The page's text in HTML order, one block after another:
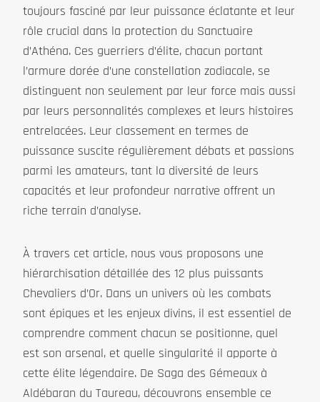
toujours fasciné par leur puissance éclatante et leur
rôle crucial dans la protection du Sanctuaire
d’Athéna. Ces guerriers d’élite, chacun portant
l’armure dorée d’une constellation zodiacale, se
distinguent non seulement par leur force mais aussi
par leurs personnalités complexes et leurs histoires
entrelacées. Leur classement en termes de
puissance suscite régulièrement débats et passions
parmi les amateurs, tant la diversité de leurs
capacités et leur profondeur narrative offrent un
riche terrain d’analyse.
À travers cet article, nous vous proposons une
hiérarchisation détaillée des 12 plus puissants
Chevaliers d’Or. Dans un univers où les combats
sont épiques et les enjeux divins, il est essentiel de
comprendre comment chacun se positionne, quel
est son arsenal, et quelle singularité il apporte à
cette élite légendaire. De Saga des Gémeaux à
Aldébaran du Taureau, découvrons ensemble ce